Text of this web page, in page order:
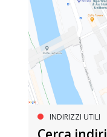
INDIRIZZI UTILI